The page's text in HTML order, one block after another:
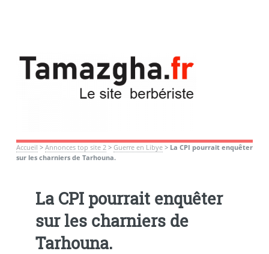
Accueil > Annonces top site 2> Guerre en Libye> La CPI pourrait enquêter
sur les charniers de Tarhouna.
La CPI pourrait enquêter
sur les charniers de
Tarhouna.